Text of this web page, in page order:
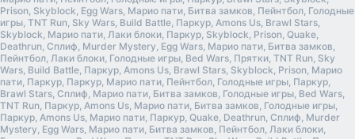
Prison, Skyblock, Egg Wars, Марио пати, Битва замков, Пейнтбол, Голодные
игры, TNT Run, Sky Wars, Build Battle, Паркур, Amons Us, Brawl Stars,
Skyblock, Марио пати, Лаки блоки, Паркур, Skyblock, Prison, Quake,
Deathrun, Сплиф, Murder Mystery, Egg Wars, Марио пати, Битва замков,
Пейнтбол, Лаки блоки, Голодные игры, Bed Wars, Прятки, TNT Run, Sky
Wars, Build Battle, Паркур, Amons Us, Brawl Stars, Skyblock, Prison, Марио
пати, Паркур, Паркур, Марио пати, Пейнтбол, Голодные игры, Паркур,
Brawl Stars, Сплиф, Марио пати, Битва замков, Голодные игры, Bed Wars,
TNT Run, Паркур, Amons Us, Марио пати, Битва замков, Голодные игры,
Паркур, Amons Us, Марио пати, Паркур, Quake, Deathrun, Сплиф, Murder
Mystery, Egg Wars, Марио пати, Битва замков, Пейнтбол, Лаки блоки,